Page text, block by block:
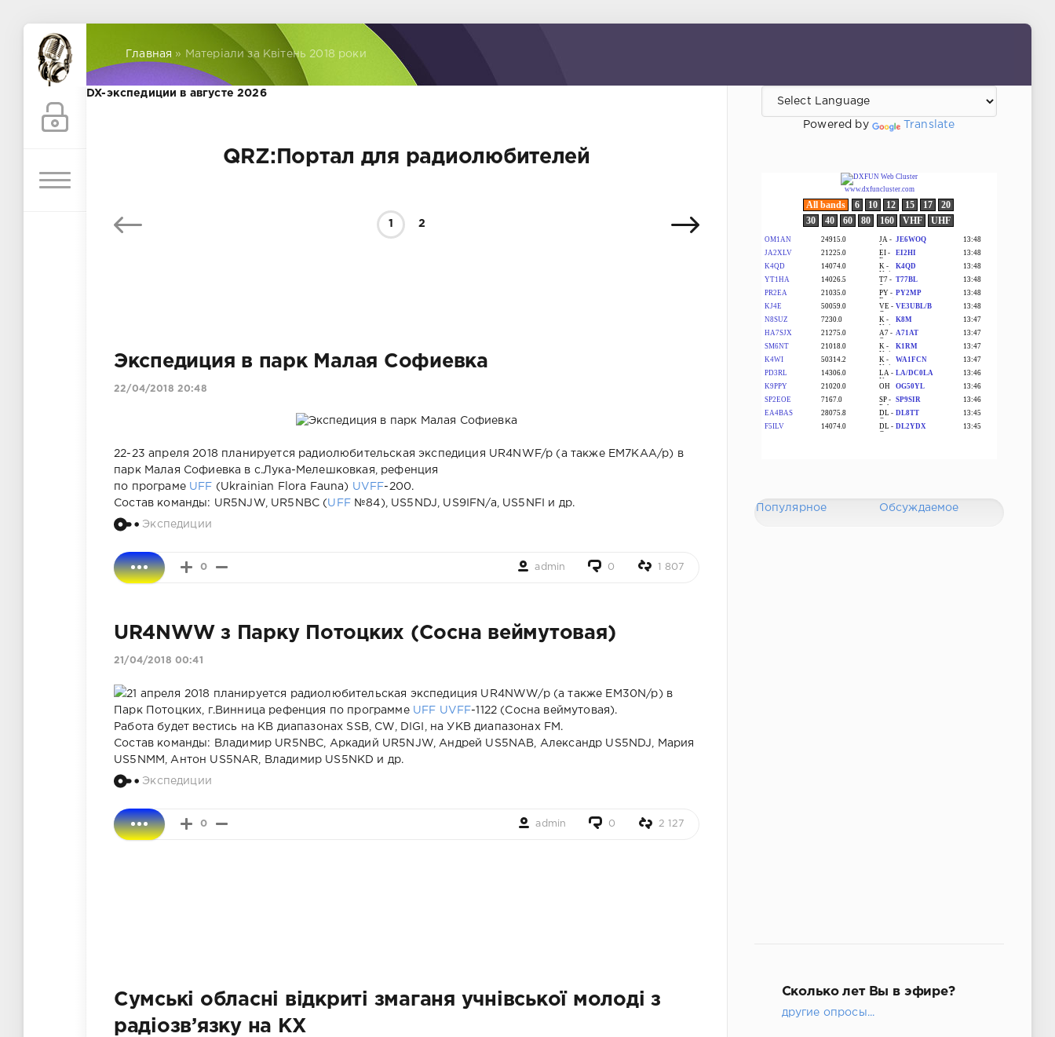
Главная » Матеріали за Квітень 2018 роки
DX-экспедиции в августе 2026
QRZ:Портал для радиолюбителей
1 2
Экспедиция в парк Малая Софиевка
22/04/2018 20:48
22-23 апреля 2018 планируется радиолюбительская экспедиция UR4NWF/p (а также EM7KAA/p) в
парк Малая Софиевка в с.Лука-Мелешковкая, рефенция
по програме UFF (Ukrainian Flora Fauna) UVFF-200.
Состав команды: UR5NJW, UR5NBC (UFF №84), US5NDJ, US9IFN/a, US5NFI и др.
Экспедиции
0 admin 0 1 807
UR4NWW з Парку Потоцких (Сосна веймутовая)
21/04/2018 00:41
21 апреля 2018 планируется радиолюбительская экспедиция UR4NWW/p (а также EM30N/p) в
Парк Потоцких, г.Винница рефенция по программе UFF UVFF-1122 (Сосна веймутовая).
Работа будет вестись на КВ диапазонах SSB, CW, DIGI, на УКВ диапазонах FM.
Состав команды: Владимир UR5NBC, Аркадий UR5NJW, Андрей US5NAB, Александр US5NDJ, Мария
US5NMM, Антон US5NAR, Владимир US5NKD и др.
Экспедиции
0 admin 0 2 127
Сумські обласні відкриті змаганя учнівської молоді з
радіозв’язку на КХ
Powered by Translate
Популярное Обсуждаемое
Сколько лет Вы в эфире?
другие опросы...